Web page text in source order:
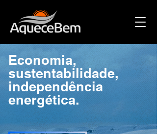
Economia,
sustentabilidade,
independência
energética.